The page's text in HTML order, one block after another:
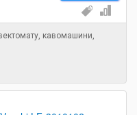
кавомашини,